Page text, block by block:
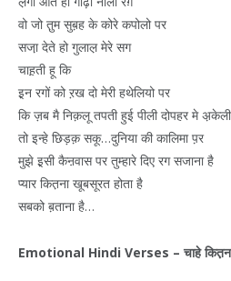
वो जो तु़म सुब़ह के कोरे कपोलो पर
सजा़ देते हो गुलाल़ मेरे सग
चाह़ती हू कि
इ़न रगों को ऱख दो मेरी हथेलियो पर
कि ज़ब मै निक़लू तपती हुई पीली दोपहर मे अ़केली
तो इन्हे छिड़क़ सकू…दुनिया की कालिमा प़र
मुझे इ़सी कैऩवास पर तुम्हारे दिए रग सजाना है
प्यार कित़ना खूबसूरत होता है
सबको ब़ताना है…
Emotional Hindi Verses –चाहे